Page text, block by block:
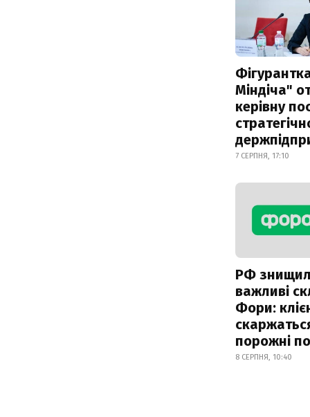
Міндіча"
керівну
7 СЕРПНЯ, 17:10
РФ
важливі
Фори:
порожні
8 СЕРПНЯ, 10:40